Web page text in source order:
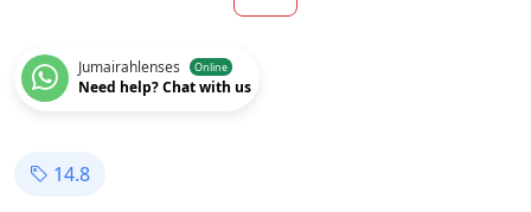
Jumairahlenses Online
Need help? Chat with us
14.8